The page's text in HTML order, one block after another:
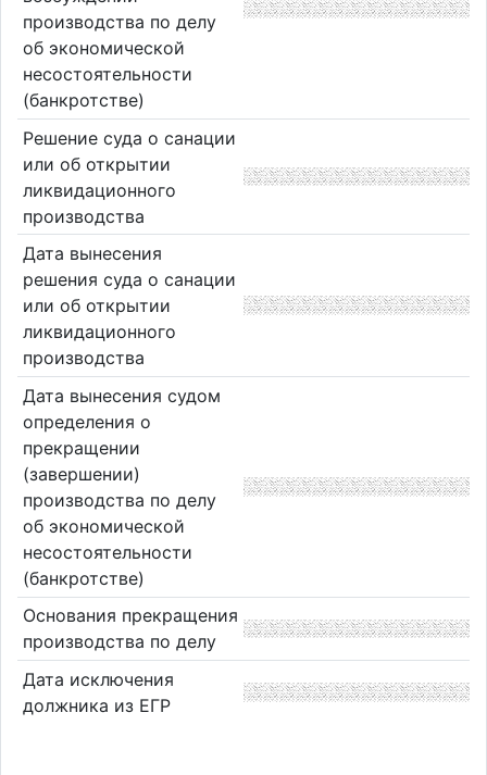
производства по делу
об экономической
несостоятельности
(банкротстве)
Решение суда о санации
или об открытии
ликвидационного
производства
Дата вынесения
решения суда о санации
или об открытии
ликвидационного
производства
Дата вынесения судом
определения о
прекращении
(завершении)
производства по делу
об экономической
несостоятельности
(банкротстве)
Основания прекращения
производства по делу
Дата исключения
должника из ЕГР